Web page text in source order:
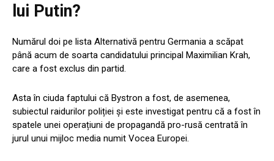
lui Putin?
Numărul doi pe lista Alternativă pentru Germania a scăpat
până acum de soarta candidatului principal Maximilian Krah,
care a fost exclus din partid.
Asta în ciuda faptului că Bystron a fost, de asemenea,
subiectul raidurilor poliției și este investigat pentru că a fost în
spatele unei operațiuni de propagandă pro-rusă centrată în
jurul unui mijloc media numit Vocea Europei.